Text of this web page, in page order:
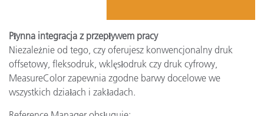
Płynna integracja z przepływem pracy
Niezależnie od tego, czy oferujesz konwencjonalny druk
offsetowy, fleksodruk, wklęsłodruk czy druk cyfrowy,
MeasureColor zapewnia zgodne barwy docelowe we
wszystkich działach i zakładach.